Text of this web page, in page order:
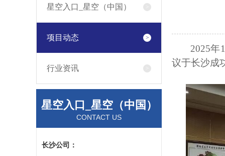
星空入口_星空（中国）
项目动态
行业资讯
星空入口_星空（中国）
CONTACT US
长沙公司：
2025年
议于长沙成